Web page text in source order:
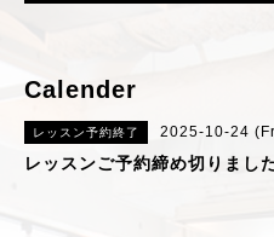
Calender
レッスン予約終了 2025-10-24
レッスンご予約締め切りまし